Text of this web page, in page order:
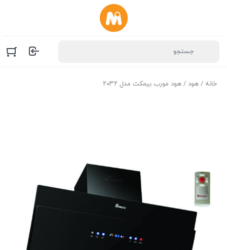
خانه / هود / هود مورب بیمکث مدل ۲۰۳۲